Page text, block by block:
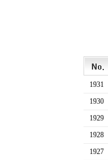
1931
1930
1929
1928
1927